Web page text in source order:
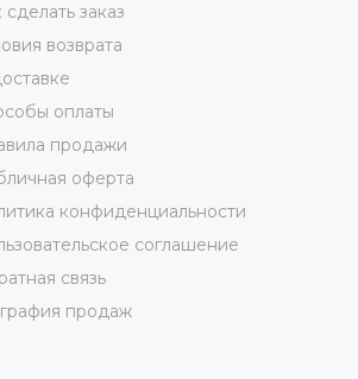
сделать заказ
возврата
оплаты
продажи
оферта
конфиденциальности
соглашение
связь
продаж